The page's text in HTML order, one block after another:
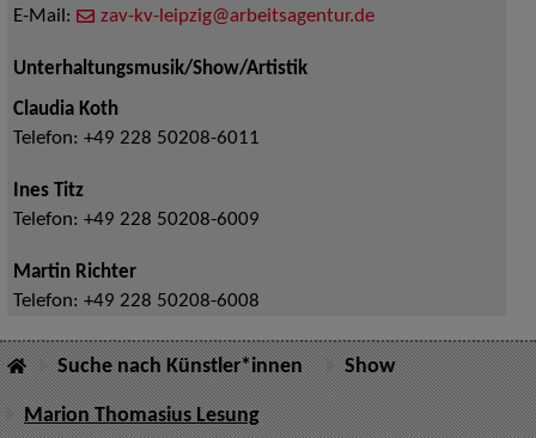
E-Mail:
zav-kv-leipzig@arbeitsagentur.de
Unterhaltungsmusik/Show/Artistik
Claudia Koth
Telefon: +49 228 50208-6011
Ines Titz
Telefon: +49 228 50208-6009
Martin Richter
Telefon: +49 228 50208-6008
Suche nach Künstler*innen Show
Marion Thomasius Lesung